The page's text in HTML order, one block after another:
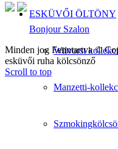
ESKÜVŐI ÖLTÖNY
Wilvorst
Manzetti-
Bonjour Szalon
Minden jog Fenntartva ©
esküvői ruha kölcsönző
Scroll to top